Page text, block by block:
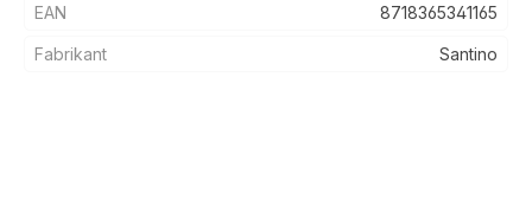
EAN 8718365341165
Fabrikant Santino